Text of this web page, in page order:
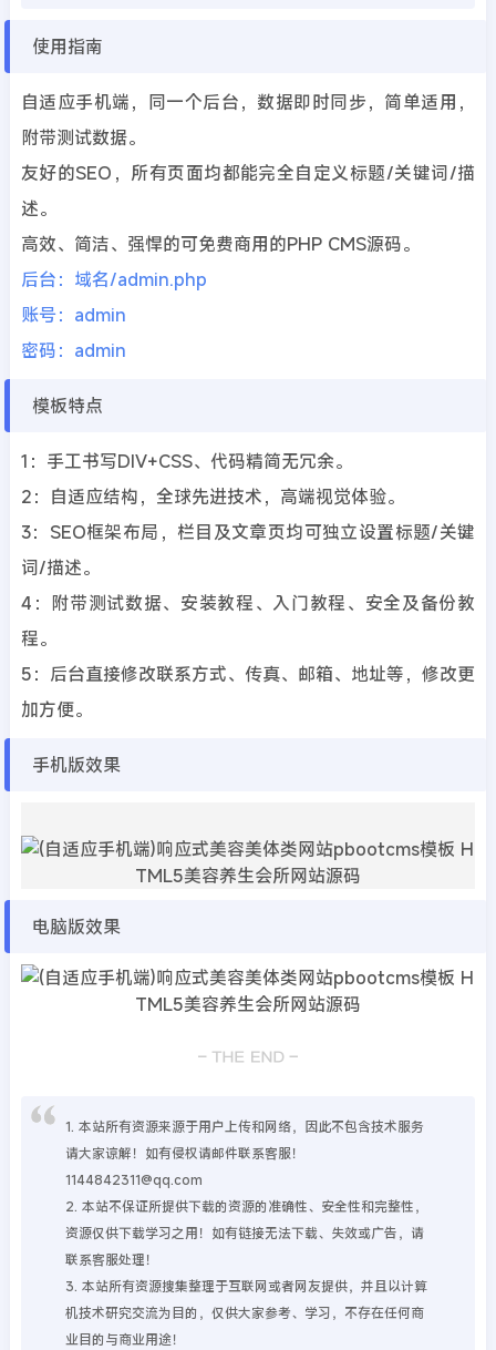
使用指南
自适应手机端，同一个后台，数据即时同步，简单适用，
附带测试数据。
友好的SEO，所有页面均都能完全自定义标题/关键词/描
述。
高效、简洁、强悍的可免费商用的PHP CMS源码。
后台：域名/admin.php
账号：admin
密码：admin
模板特点
1：手工书写DIV+CSS、代码精简无冗余。
2：自适应结构，全球先进技术，高端视觉体验。
3：SEO框架布局，栏目及文章页均可独立设置标题/关键
词/描述。
4：附带测试数据、安装教程、入门教程、安全及备份教
程。
5：后台直接修改联系方式、传真、邮箱、地址等，修改更
加方便。
手机版效果
电脑版效果
1. 本站所有资源来源于用户上传和网络，因此不包含技术服务
请大家谅解！如有侵权请邮件联系客服！
1144842311@qq.com
2. 本站不保证所提供下载的资源的准确性、安全性和完整性，
资源仅供下载学习之用！如有链接无法下载、失效或广告，请
联系客服处理！
3. 本站所有资源搜集整理于互联网或者网友提供，并且以计算
机技术研究交流为目的，仅供大家参考、学习，不存在任何商
业目的与商业用途！